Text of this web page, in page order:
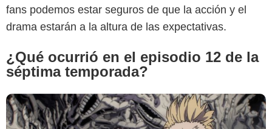
fans podemos estar seguros de que la acción y el
drama estarán a la altura de las expectativas.
¿Qué ocurrió en el episodio 12 de la
séptima temporada?